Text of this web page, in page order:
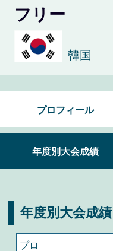
フリー
韓国
プロフィール
年度別大会成績
年度別大会成績